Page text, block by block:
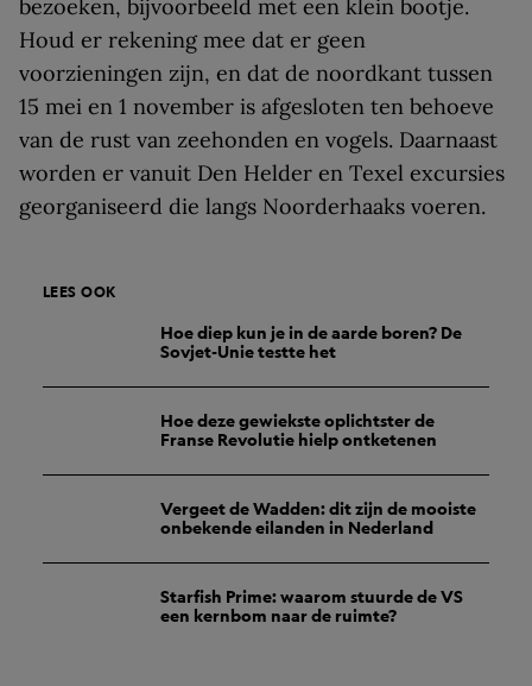
bezoeken, bijvoorbeeld met een klein bootje.
Houd er rekening mee dat er geen
voorzieningen zijn, en dat de noordkant tussen
15 mei en 1 november is afgesloten ten behoeve
van de rust van zeehonden en vogels. Daarnaast
worden er vanuit Den Helder en Texel excursies
georganiseerd die langs Noorderhaaks voeren.
LEES OOK
Hoe diep kun je in de aarde boren? De
Sovjet-Unie testte het
Hoe deze gewiekste oplichtster de
Franse Revolutie hielp ontketenen
Vergeet de Wadden: dit zijn de mooiste
onbekende eilanden in Nederland
Starfish Prime: waarom stuurde de VS
een kernbom naar de ruimte?